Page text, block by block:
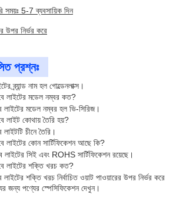
সময়ঃ 5-7 ব্যবসায়িক দিন
উপর নির্ভর করে
প্রশ্নঃ
ব্র্যান্ড নাম হল গোল্ডেনলাক্স।
লাইটের মডেল নম্বর কত?
মডেল নম্বর হল ভি-সিরিজ।
লাইট কোথায় তৈরি হয়?
চীনে তৈরি।
কোন সার্টিফিকেশন আছে কি?
সিই এবং ROHS সার্টিফিকেশন রয়েছে।
লাইটের শক্তি খরচ কত?
শক্তি খরচ নির্বাচিত ওয়াট পাওয়ারের উপর নির্ভর করে
জন্য পণ্যের স্পেসিফিকেশন দেখুন।